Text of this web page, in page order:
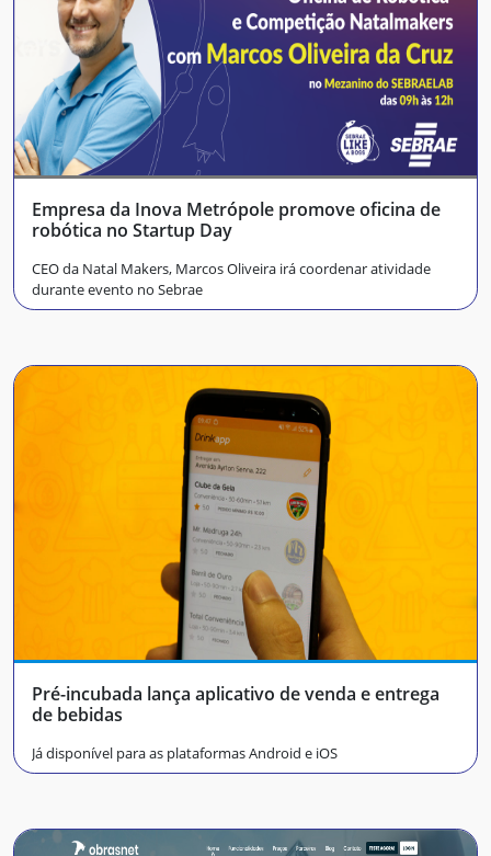
Empresa da Inova Metrópole promove oficina de
robótica no Startup Day
CEO da Natal Makers, Marcos Oliveira irá coordenar atividade
durante evento no Sebrae
Pré-incubada lança aplicativo de venda e entrega
de bebidas
Já disponível para as plataformas Android e iOS